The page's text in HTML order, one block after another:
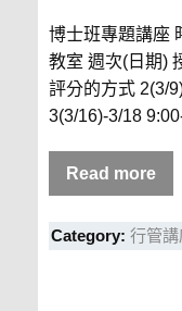
博士班專題講座
教室 週次(日期)
評分的方式 2(3/
3(3/16)-3/18
Read more
Category: 行管講